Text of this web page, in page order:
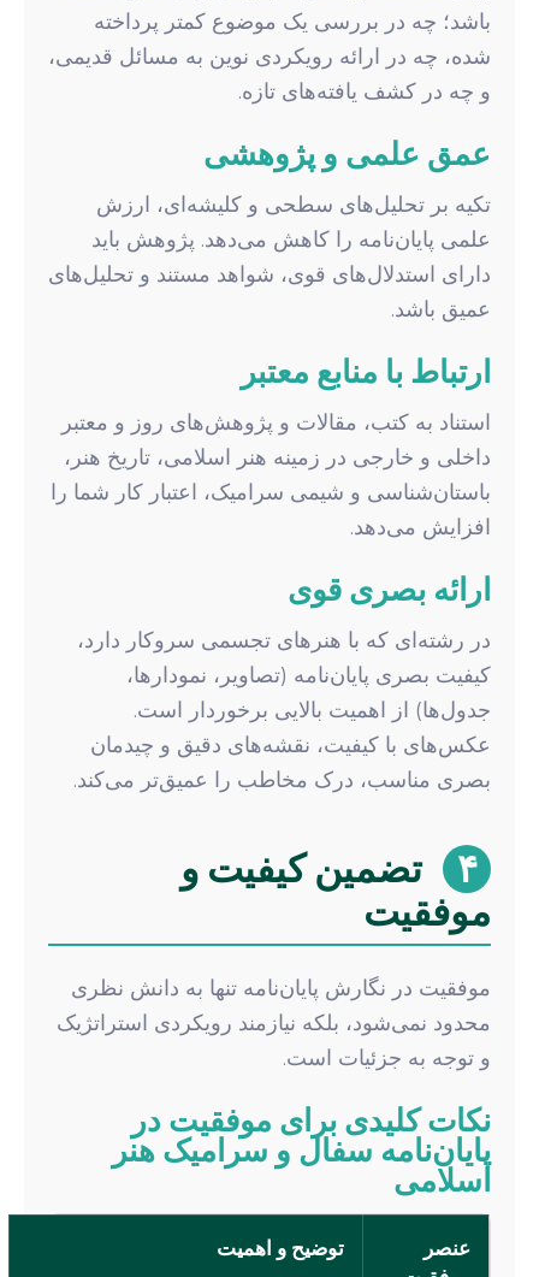
باشد؛ چه در بررسی یک موضوع کمتر پرداخته
شده، چه در ارائه رویکردی نوین به مسائل قدیمی،
و چه در کشف یافته‌های تازه.
عمق علمی و پژوهشی
تکیه بر تحلیل‌های سطحی و کلیشه‌ای، ارزش
علمی پایان‌نامه را کاهش می‌دهد. پژوهش باید
دارای استدلال‌های قوی، شواهد مستند و تحلیل‌های
عمیق باشد.
ارتباط با منابع معتبر
استناد به کتب، مقالات و پژوهش‌های روز و معتبر
داخلی و خارجی در زمینه هنر اسلامی، تاریخ هنر،
باستان‌شناسی و شیمی سرامیک، اعتبار کار شما را
افزایش می‌دهد.
ارائه بصری قوی
در رشته‌ای که با هنرهای تجسمی سروکار دارد،
کیفیت بصری پایان‌نامه (تصاویر، نمودارها،
جدول‌ها) از اهمیت بالایی برخوردار است.
عکس‌های با کیفیت، نقشه‌های دقیق و چیدمان
بصری مناسب، درک مخاطب را عمیق‌تر می‌کند.
۴
تضمین کیفیت و
موفقیت
موفقیت در نگارش پایان‌نامه تنها به دانش نظری
محدود نمی‌شود، بلکه نیازمند رویکردی استراتژیک
و توجه به جزئیات است.
نکات کلیدی برای موفقیت در
پایان‌نامه سفال و سرامیک هنر
اسلامی
عنصر
توضیح و اهمیت